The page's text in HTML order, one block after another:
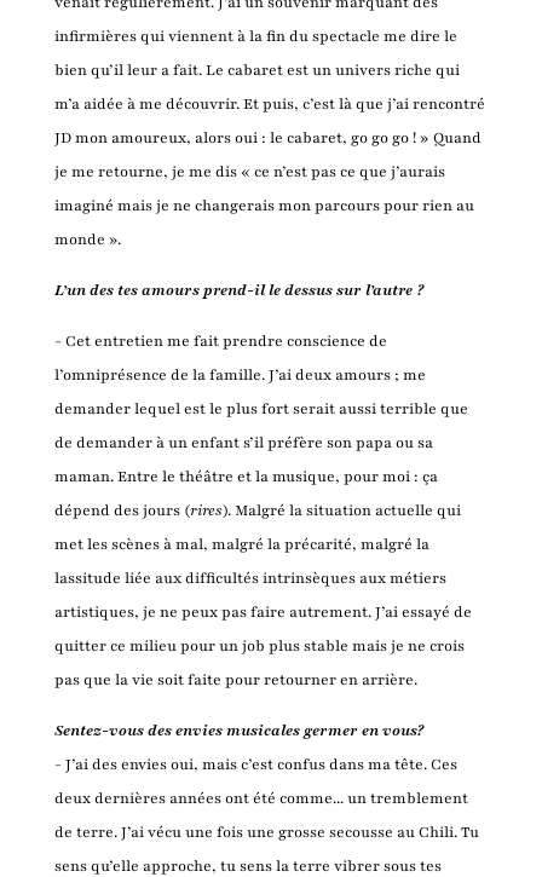
infirmières qui viennent à la fin du spectacle me dire le
bien qu’il leur a fait. Le cabaret est un univers riche qui
m’a aidée à me découvrir. Et puis, c’est là que j’ai rencontré
JD mon amoureux, alors oui : le cabaret, go go go ! » Quand
je me retourne, je me dis « ce n’est pas ce que j’aurais
imaginé mais je ne changerais mon parcours pour rien au
monde ».
L’un des tes amours prend-il le dessus sur l’autre ?
- Cet entretien me fait prendre conscience de
l’omniprésence de la famille. J’ai deux amours ; me
demander lequel est le plus fort serait aussi terrible que
de demander à un enfant s’il préfère son papa ou sa
maman. Entre le théâtre et la musique, pour moi : ça
dépend des jours (rires). Malgré la situation actuelle qui
met les scènes à mal, malgré la précarité, malgré la
lassitude liée aux difficultés intrinsèques aux métiers
artistiques, je ne peux pas faire autrement. J’ai essayé de
quitter ce milieu pour un job plus stable mais je ne crois
pas que la vie soit faite pour retourner en arrière.
Sentez-vous des envies musicales germer en vous?
- J’ai des envies oui, mais c’est confus dans ma tête. Ces
deux dernières années ont été comme... un tremblement
de terre. J’ai vécu une fois une grosse secousse au Chili. Tu
sens qu’elle approche, tu sens la terre vibrer sous tes